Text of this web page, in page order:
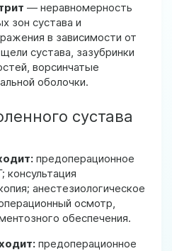
— неравномерность
зон сустава и
в зависимости от
сустава, зазубринки
ворсинчатые
оболочки.
сустава
предоперационное
анестезиологическое
осмотр,
обеспечения.
предоперационное